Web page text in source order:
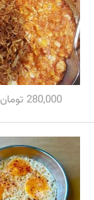
280,000 تومان